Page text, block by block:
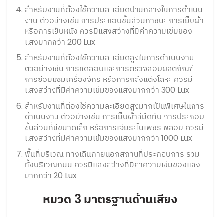
สำหรับงานที่ต้องใช้ความละเอียดปานกลางในการดำเนิน
งาน ตัวอย่างเช่น การประกอบชิ้นส่วนภาชนะ การเย็บผ้า
หรือการเย็บหนัง ควรมีแสงสว่างที่มีค่าความเข้มของ
แสงมากกว่า 200 Lux
สำหรับงานที่ต้องใช้ความละเอียดสูงในการดำเนินงาน
ตัวอย่างเช่น การทดสอบและการตรวจสอบผลิตภัณฑ์
การซ่อมแซมเครื่องจักร หรือการกลึงแต่งโลหะ ควรมี
แสงสว่างที่มีค่าความเข้มของแสงมากกว่า 300 Lux
สำหรับงานที่ต้องใช้ความละเอียดสูงมากเป็นพิเศษในการ
ดำเนินงาน ตัวอย่างเช่น การเย็บผ้าสีมืดทึบ การประกอบ
ชิ้นส่วนที่มีขนาดเล็ก หรือการเจียระไนเพชร พลอย ควรมี
แสงสว่างที่มีค่าความเข้มของแสงมากกว่า 1000 Lux
พื้นที่บริเวณ ทางเดินภายนอกสถานที่ประกอบการ รวม
ทั้งบริเวณถนน ควรมีแสงสว่างที่มีค่าความเข้มของแสง
มากกว่า 20 Lux
หมวด 3 มาตรฐานด้านเสียง